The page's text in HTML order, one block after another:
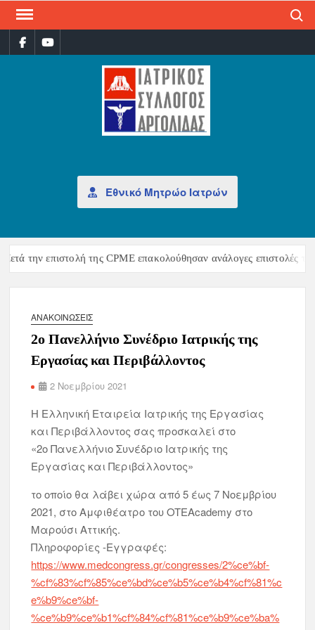
Εθνικό Μητρώο Ιατρών
την επιστολή της CPME επακολούθησαν ανάλογες επιστολές
ΑΝΑΚΟΙΝΏΣΕΙΣ
2ο Πανελλήνιο Συνέδριο Ιατρικής της
Εργασίας και Περιβάλλοντος
2 Νοεμβρίου 2021
Η Ελληνική Εταιρεία Ιατρικής της Εργασίας
και Περιβάλλοντος σας προσκαλεί στο
«2ο Πανελλήνιο Συνέδριο Ιατρικής της
Εργασίας και Περιβάλλοντος»
το οποίο θα λάβει χώρα από 5 έως 7 Νοεμβρίου
2021, στο Αμφιθέατρο του OTEAcademy στο
Μαρούσι Αττικής.
Πληροφορίες -Εγγραφές:
https://www.medcongress.gr/congresses/2%ce%bf-
%cf%83%cf%85%ce%bd%ce%b5%ce%b4%cf%81%c
e%b9%ce%bf-
%ce%b9%ce%b1%cf%84%cf%81%ce%b9%ce%ba%